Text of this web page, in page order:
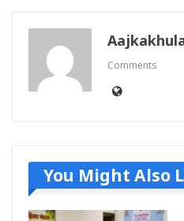
Comments
You Might Also